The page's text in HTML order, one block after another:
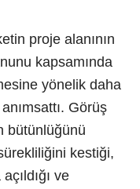
proje alanının
kapsamında
yönelik daha
Görüş
bütünlüğünü
kestiği,
ve